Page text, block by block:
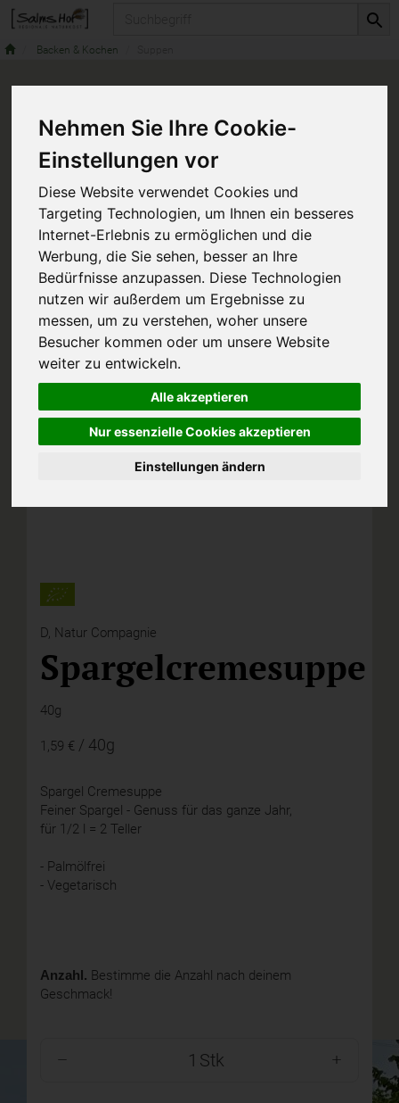
Nehmen Sie Ihre Cookie-
Einstellungen vor
Diese Website verwendet Cookies und
Targeting Technologien, um Ihnen ein besseres
Internet-Erlebnis zu ermöglichen und die
Werbung, die Sie sehen, besser an Ihre
Bedürfnisse anzupassen. Diese Technologien
nutzen wir außerdem um Ergebnisse zu
messen, um zu verstehen, woher unsere
Besucher kommen oder um unsere Website
weiter zu entwickeln.
Alle akzeptieren
Nur essenzielle Cookies akzeptieren
Einstellungen ändern
Backen & Kochen
D, Natur Compagnie
Spargelcremesuppe
40g
1,59 € / 40g
Spargel Cremesuppe
Feiner Spargel - Genuss für das ganze Jahr,
für 1/2 l = 2 Teller
- Palmölfrei
- Vegetarisch
Anzahl. Bestimme die Anzahl nach deinem
Geschmack!
Stk